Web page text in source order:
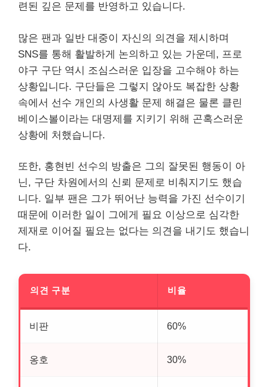
련된 깊은 문제를 반영하고 있습니다.
많은 팬과 일반 대중이 자신의 의견을 제시하며
SNS를 통해 활발하게 논의하고 있는 가운데, 프로
야구 구단 역시 조심스러운 입장을 고수해야 하는
상황입니다. 구단들은 그렇지 않아도 복잡한 상황
속에서 선수 개인의 사생활 문제 해결은 물론 클린
베이스볼이라는 대명제를 지키기 위해 곤혹스러운
상황에 처했습니다.
또한, 홍현빈 선수의 방출은 그의 잘못된 행동이 아
닌, 구단 차원에서의 신뢰 문제로 비춰지기도 했습
니다. 일부 팬은 그가 뛰어난 능력을 가진 선수이기
때문에 이러한 일이 그에게 필요 이상으로 심각한
제재로 이어질 필요는 없다는 의견을 내기도 했습니
다.
의견 구분 비율
비판 60%
옹호 30%